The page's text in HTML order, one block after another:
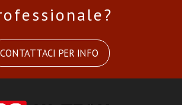
CONTATTACI PER INFO